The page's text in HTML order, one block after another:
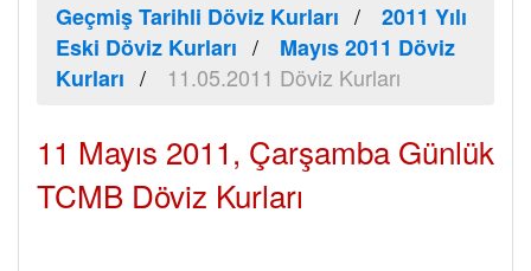
Geçmiş Tarihli Döviz Kurları
2011 Yılı
Eski Döviz Kurları
Mayıs 2011 Döviz
Kurları
11.05.2011 Döviz Kurları
11 Mayıs 2011, Çarşamba Günlük
TCMB Döviz Kurları